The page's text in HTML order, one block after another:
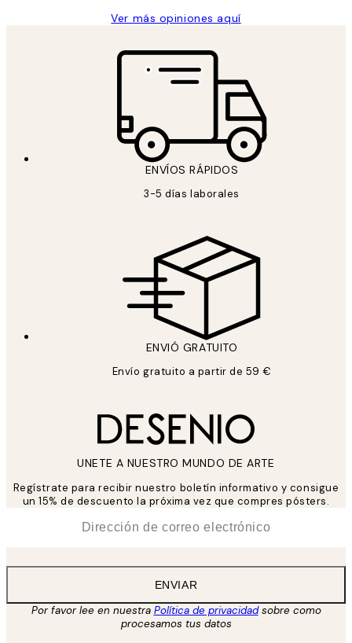
Ver más opiniones aquí
ENVÍOS RÁPIDOS
3-5 días laborales
ENVIÓ GRATUITO
Envío gratuito a partir de 59 €
UNETE A NUESTRO MUNDO DE ARTE
Regístrate para recibir nuestro boletín informativo y consigue
un 15% de descuento la próxima vez que compres pósters.
ENVIAR
Por favor lee en nuestra Política de privacidadsobre como
procesamos tus datos